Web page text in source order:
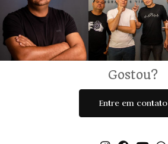
Gostou?
Entre em contato